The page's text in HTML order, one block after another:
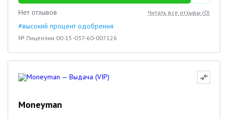
Нет отзывов
Читать все отзывы (0)
#высокий процент одобрения
№ Лицензии 00-15-037-60-007126
Moneyman